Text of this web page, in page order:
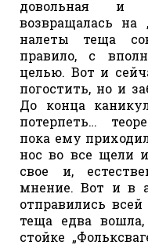
довольная и
возвращалась на
налеты теща
правило, с
целью. Вот и
погостить, но и
До конца
потерпеть…
пока ему
нос во все щели
свое и,
мнение. Вот и в
отправились
теща едва
стойке